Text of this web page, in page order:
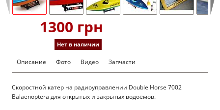
1300 грн
Нет в наличии
Описание Фото Видео Запчасти
Скоростной катер на радиоуправлении Double Horse 7002
Balaenoptera для открытых и закрытых водоёмов.